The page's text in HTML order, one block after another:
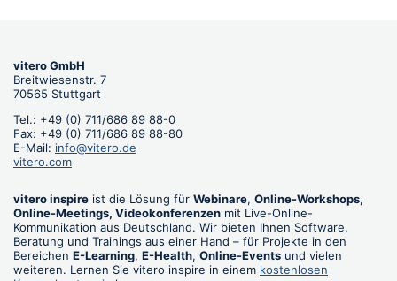
vitero GmbH
Breitwiesenstr. 7
70565 Stuttgart
Tel.: +49 (0) 711/686 89 88-0
Fax: +49 (0) 711/686 89 88-80
E-Mail: info@vitero.de
vitero.com
vitero inspire ist die Lösung für Webinare, Online-Workshops,
Online-Meetings, Videokonferenzen mit Live-Online-
Kommunikation aus Deutschland. Wir bieten Ihnen Software,
Beratung und Trainings aus einer Hand – für Projekte in den
Bereichen E-Learning, E-Health, Online-Events und vielen
weiteren. Lernen Sie vitero inspire in einem kostenlosen